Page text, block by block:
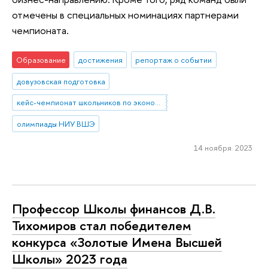
отмечены в специальных номинациях партнерами
чемпионата.
Образование достижения
репортаж о событии
довузовская подготовка
кейс-чемпионат школьников по экономике и предпринимательству
олимпиады НИУ ВШЭ
14 ноября 2023
Профессор Школы финансов Д.В.
Тихомиров стал победителем
конкурса «Золотые Имена Высшей
Школы» 2023 года